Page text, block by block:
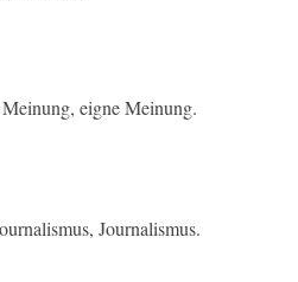
eigne Meinung.
Journalismus.